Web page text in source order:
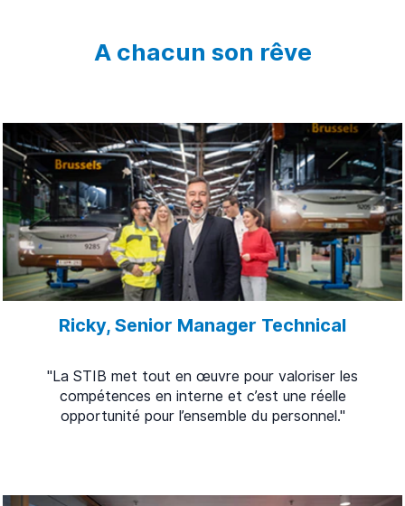
A chacun son rêve
Ricky, Senior Manager Technical
"La STIB met tout en œuvre pour valoriser les
compétences en interne et c’est une réelle
opportunité pour l’ensemble du personnel."